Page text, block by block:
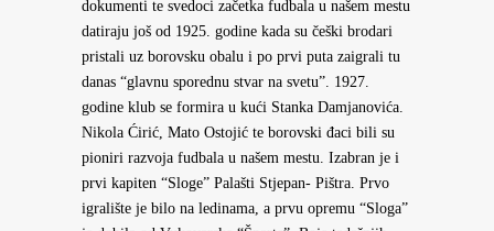
dokumenti te svedoci začetka fudbala u našem mestu
datiraju još od 1925. godine kada su češki brodari
pristali uz borovsku obalu i po prvi puta zaigrali tu
danas “glavnu sporednu stvar na svetu”. 1927.
godine klub se formira u kući Stanka Damjanovića.
Nikola Ćirić, Mato Ostojić te borovski đaci bili su
pioniri razvoja fudbala u našem mestu. Izabran je i
prvi kapiten “Sloge” Palašti Stjepan- Pištra. Prvo
igralište je bilo na ledinama, a prvu opremu “Sloga”